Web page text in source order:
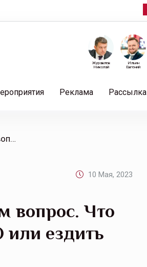
Ильин
Евгений
Журавлев
Николай
Реклама Рассылка
/ Платить или не платить, вот в чем вопрос. Что выгоднее: покупать полис ОСАГО или ездить без него?
10 Мая, 2023
вопрос. Что
или ездить